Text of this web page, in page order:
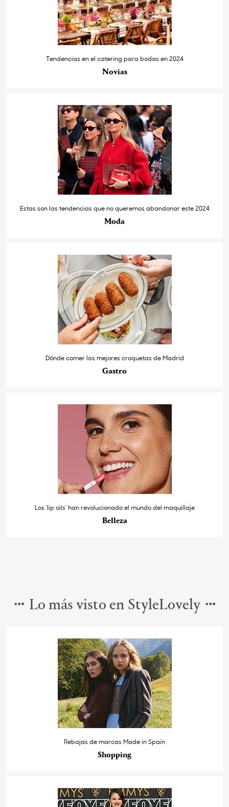
Tendencias en el catering para bodas en 2024
Novias
Estas son las tendencias que no queremos abandonar este 2024
Moda
Dónde comer las mejores croquetas de Madrid
Gastro
Los ‘lip oils’ han revolucionado el mundo del maquillaje
Belleza
Lo más visto en StyleLovely
Rebajas de marcas Made in Spain
Shopping